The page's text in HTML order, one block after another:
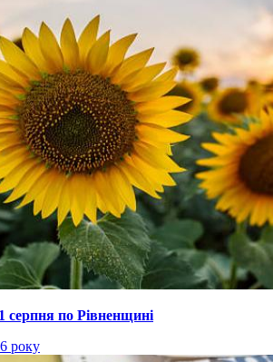
серпня по Рівненщині
року